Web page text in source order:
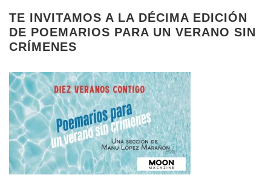
TE INVITAMOS A LA DÉCIMA EDICIÓN
DE POEMARIOS PARA UN VERANO SIN
CRÍMENES